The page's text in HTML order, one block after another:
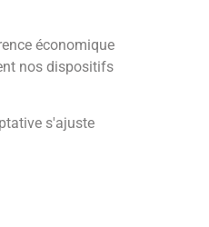
économique
nos dispositifs
s'ajuste